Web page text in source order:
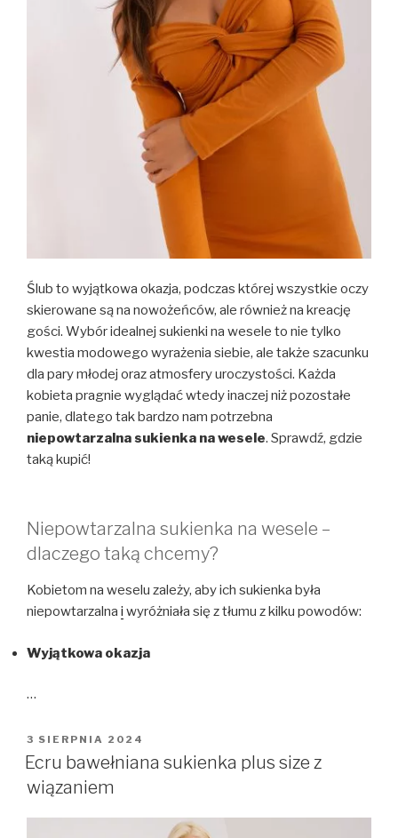
Ślub to wyjątkowa okazja, podczas której wszystkie oczy
skierowane są na nowożeńców, ale również na kreację
gości. Wybór idealnej sukienki na wesele to nie tylko
kwestia modowego wyrażenia siebie, ale także szacunku
dla pary młodej oraz atmosfery uroczystości. Każda
kobieta pragnie wyglądać wtedy inaczej niż pozostałe
panie, dlatego tak bardzo nam potrzebna
niepowtarzalna sukienka na wesele. Sprawdź, gdzie
taką kupić!
Niepowtarzalna sukienka na wesele –
dlaczego taką chcemy?
Kobietom na weselu zależy, aby ich sukienka była
niepowtarzalna i wyróżniała się z tłumu z kilku powodów:
Wyjątkowa okazja
…
OPUBLIKOWANE
W
3 SIERPNIA 2024
Ecru bawełniana sukienka plus size z
wiązaniem